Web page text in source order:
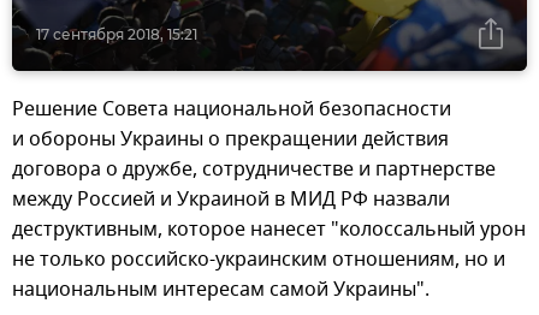
17 сентября 2018, 15:21
Решение Совета национальной безопасности
и обороны Украины о прекращении действия
договора о дружбе, сотрудничестве и партнерстве
между Россией и Украиной в МИД РФ назвали
деструктивным, которое нанесет "колоссальный урон
не только российско-украинским отношениям, но и
национальным интересам самой Украины".